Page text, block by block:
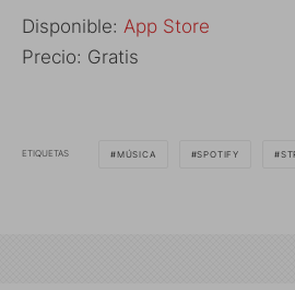
Disponible: App Store
Precio: Gratis
ETIQUETAS MÚSICA SPOTIFY